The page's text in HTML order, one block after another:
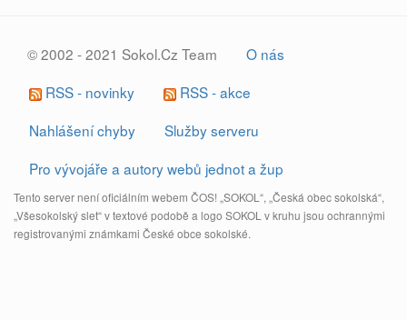
© 2002 - 2021 Sokol.Cz Team
O nás
RSS - novinky
RSS - akce
Nahlášení chyby
Služby serveru
Pro vývojáře a autory webů jednot a žup
Tento server není oficiálním webem ČOS! „SOKOL“, „Česká obec sokolská“,
„Všesokolský slet“ v textové podobě a logo SOKOL v kruhu jsou ochrannými
registrovanými známkami České obce sokolské.